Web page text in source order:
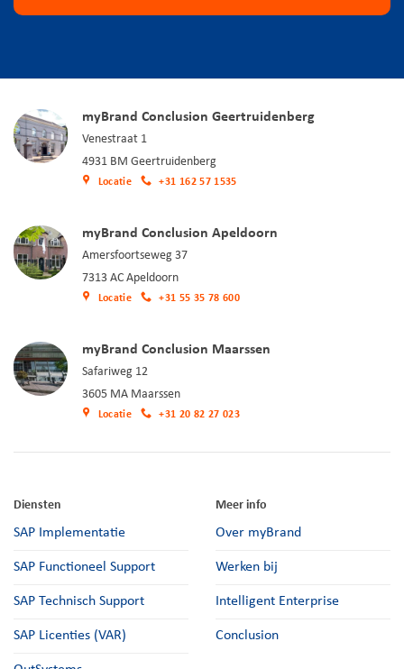
myBrand Conclusion Geertruidenberg
Venestraat 1
4931 BM Geertruidenberg
Locatie +31 162 57 1535
myBrand Conclusion Apeldoorn
Amersfoortseweg 37
7313 AC Apeldoorn
Locatie +31 55 35 78 600
myBrand Conclusion Maarssen
Safariweg 12
3605 MA Maarssen
Locatie +31 20 82 27 023
Diensten
SAP Implementatie
SAP Functioneel Support
SAP Technisch Support
SAP Licenties (VAR)
Meer info
Over myBrand
Werken bij
Intelligent Enterprise
Conclusion